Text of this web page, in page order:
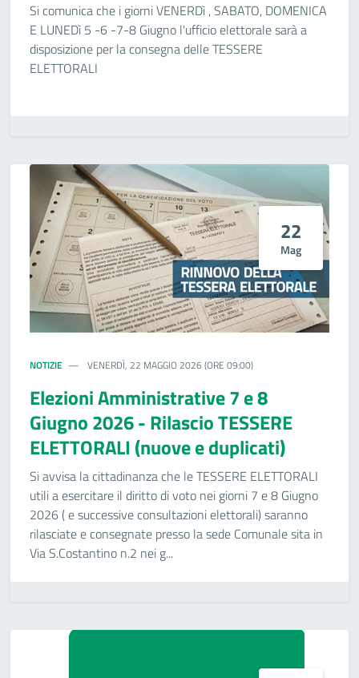
Si comunica che i giorni VENERDì , SABATO, DOMENICA
E LUNEDì 5 -6 -7-8 Giugno l'ufficio elettorale sarà a
disposizione per la consegna delle TESSERE
ELETTORALI
22
Mag
NOTIZIE VENERDÌ, 22 MAGGIO 2026 (ORE 09:00)
Elezioni Amministrative 7 e 8
Giugno 2026 - Rilascio TESSERE
ELETTORALI (nuove e duplicati)
Si avvisa la cittadinanza che le TESSERE ELETTORALI
utili a esercitare il diritto di voto nei giorni 7 e 8 Giugno
2026 ( e successive consultazioni elettorali) saranno
rilasciate e consegnate presso la sede Comunale sita in
Via S.Costantino n.2 nei g...